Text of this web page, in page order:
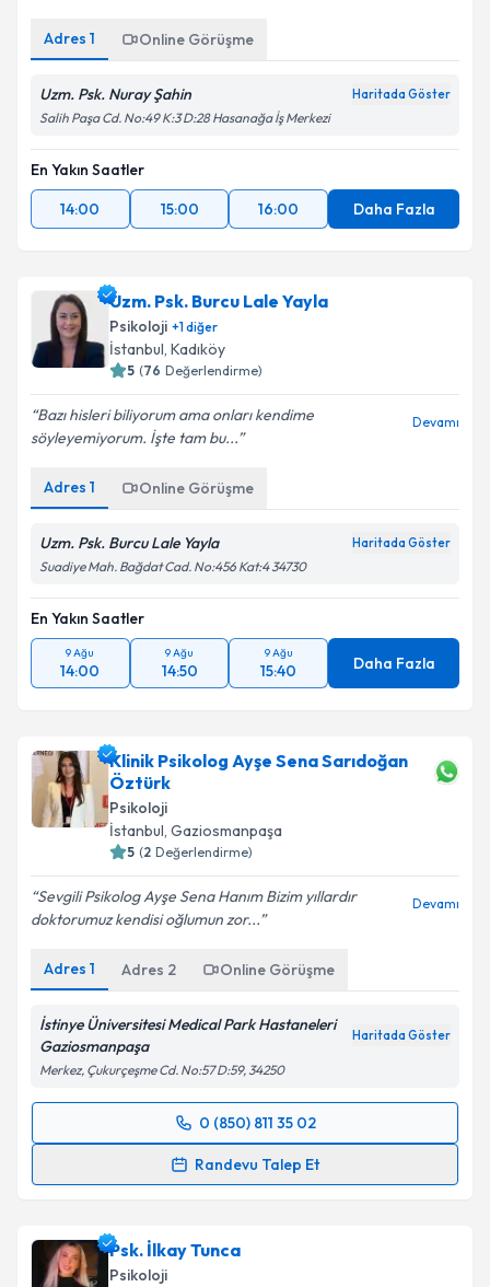
Adres 1 Online Görüşme
Uzm. Psk. Nuray Şahin Haritada Göster
Salih Paşa Cd. No:49 K:3 D:28 Hasanağa İş Merkezi
En Yakın Saatler
14:00
15:00 16:00 Daha Fazla
Uzm. Psk. Burcu Lale Yayla
Psikoloji +1diğer
İstanbul, Kadıköy
5 (76 Değerlendirme)
Bazı hisleri biliyorum ama onları kendime
söyleyemiyorum. İşte tam bu...
Devamı
Adres 1 Online Görüşme
Uzm. Psk. Burcu Lale Yayla Haritada Göster
Suadiye Mah. Bağdat Cad. No:456 Kat:4 34730
En Yakın Saatler
9 Ağu
14:00
9 Ağu
14:50
9 Ağu
15:40 Daha Fazla
Klinik Psikolog Ayşe Sena Sarıdoğan
Öztürk
Psikoloji
İstanbul, Gaziosmanpaşa
5 (2 Değerlendirme)
Sevgili Psikolog Ayşe Sena Hanım Bizim yıllardır
doktorumuz kendisi oğlumun zor...
Devamı
Adres 1 Adres 2 Online Görüşme
İstinye Üniversitesi Medical Park Hastaneleri
Gaziosmanpaşa
Haritada Göster
Merkez, Çukurçeşme Cd. No:57 D:59, 34250
0 (850) 811 35 02
Randevu Talep Et
Randevu Takvimi Talebi
randevu almanız için bir takvim hazırlandığında e-
posta ile bilgilendireceğiz.
Psk. İlkay Tunca
Psikoloji